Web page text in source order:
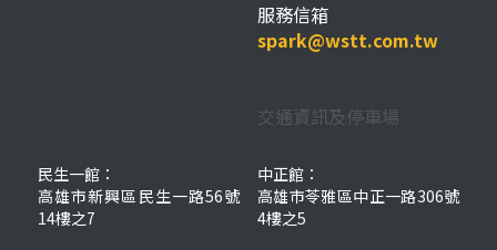
服務信箱
spark@wstt.com.tw
交通資訊及停車場
民生一館：
高雄市新興區民生一路56號
14樓之7
中正館：
高雄市苓雅區中正一路306號
4樓之5